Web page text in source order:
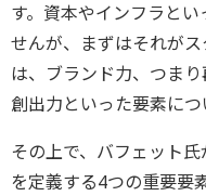
す。資本やインフラと
せんが、まずはそれが
は、ブランド力、つま
創出力といった要素につ
その上で、バフェット
を定義する4つの重要要